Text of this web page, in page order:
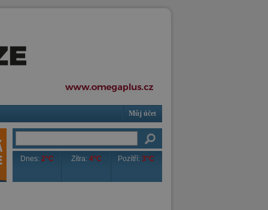
Můj účet
Dnes:2°C Zítra:4°C Pozítří: 3°C